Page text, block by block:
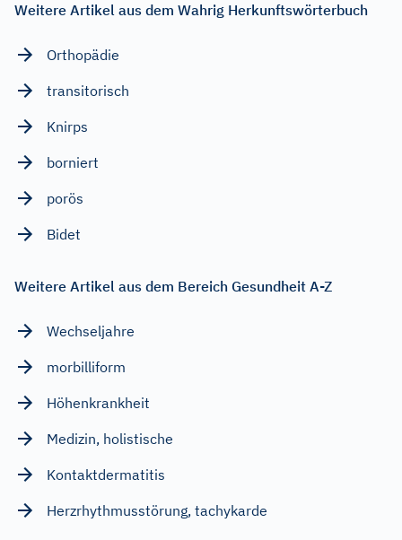
Weitere Artikel aus dem Wahrig Herkunftswörterbuch
Orthopädie
transitorisch
Knirps
borniert
porös
Bidet
Weitere Artikel aus dem Bereich Gesundheit A-Z
Wechseljahre
morbilliform
Höhenkrankheit
Medizin, holistische
Kontaktdermatitis
Herzrhythmusstörung, tachykarde